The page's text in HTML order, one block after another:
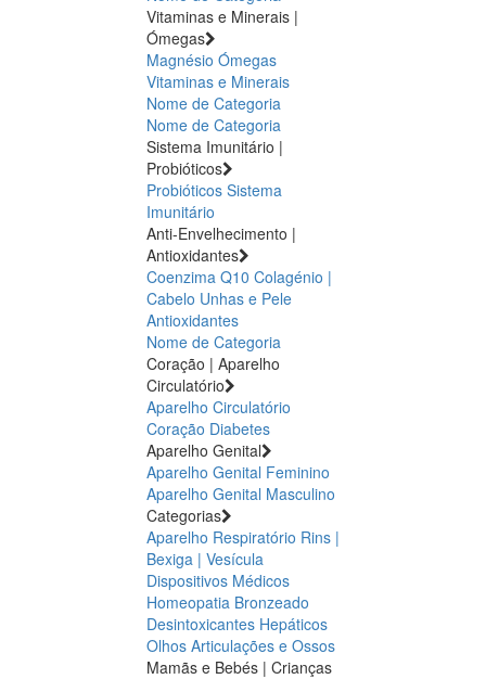
Vitaminas e Minerais |
Ómegas
Magnésio Ómegas
Vitaminas e Minerais
Nome de Categoria
Nome de Categoria
Sistema Imunitário |
Probióticos
Probióticos Sistema
Imunitário
Anti-Envelhecimento |
Antioxidantes
Coenzima Q10 Colagénio |
Cabelo Unhas e Pele
Antioxidantes
Nome de Categoria
Coração | Aparelho
Circulatório
Aparelho Circulatório
Coração Diabetes
Aparelho Genital
Aparelho Genital Feminino
Aparelho Genital Masculino
Categorias
Aparelho Respiratório Rins |
Bexiga | Vesícula
Dispositivos Médicos
Homeopatia Bronzeado
Desintoxicantes Hepáticos
Olhos Articulações e Ossos
Mamãs e Bebés | Crianças